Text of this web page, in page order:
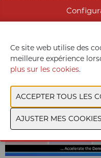
terme et paralysera vos
Ce site web utilise des
meilleure expérience
plus sur les cookies.